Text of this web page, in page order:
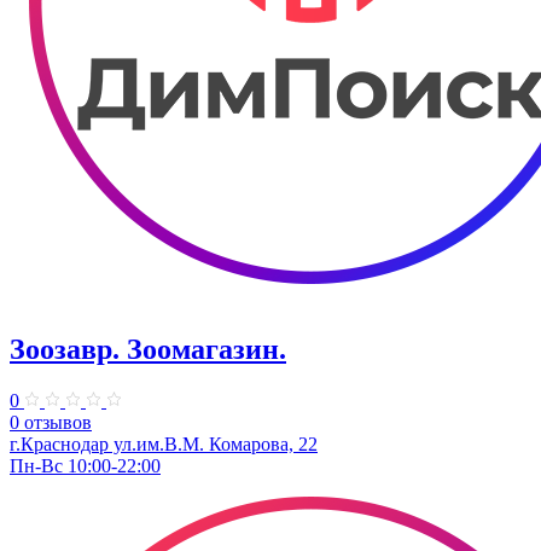
Зоозавр. Зоомагазин.
0
0 отзывов
г.Краснодар ул.им.В.М. Комарова, 22
Пн-Вс 10:00-22:00